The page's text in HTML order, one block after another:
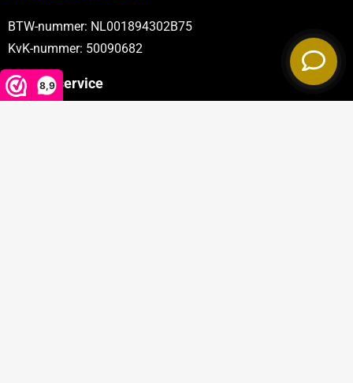
8,9
BTW-nummer: NL001894302B75
KvK-nummer: 50090682
Klantenservice